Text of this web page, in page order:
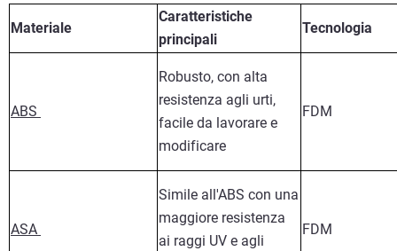
Materiale
Caratteristiche
principali
Tecnologia
ABS
Robusto, con alta
resistenza agli urti,
facile da lavorare e
modificare
FDM
ASA
Simile all'ABS con una
maggiore resistenza
ai raggi UV e agli
FDM